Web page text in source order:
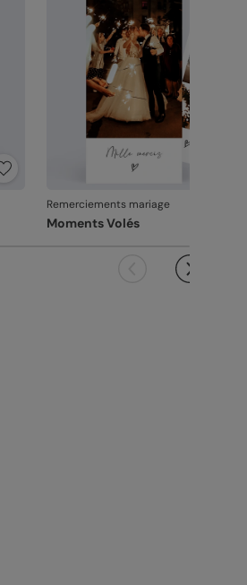
Remerciements mariage
Moments Volés